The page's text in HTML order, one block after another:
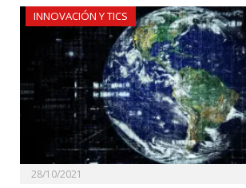
INNOVACIÓN Y TICS
28/10/2021